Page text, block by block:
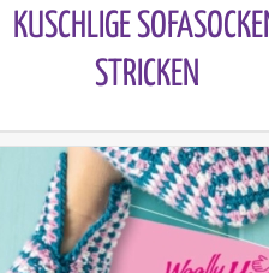
KUSCHLIGE
STRICKEN